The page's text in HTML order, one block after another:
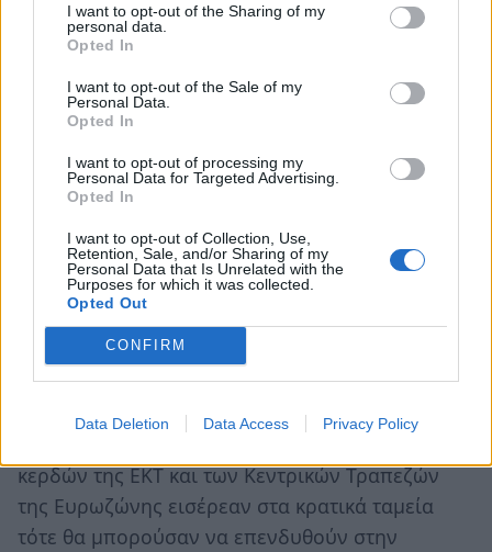
I want to opt-out of the Sharing of my
personal data.
Opted In
I want to opt-out of the Sale of my
Personal Data.
Opted In
I want to opt-out of processing my
Personal Data for Targeted Advertising.
Opted In
I want to opt-out of Collection, Use,
Retention, Sale, and/or Sharing of my
Personal Data that Is Unrelated with the
Purposes for which it was collected.
Opted Out
CONFIRM
Data Deletion Data Access Privacy Policy
εξόφληση στο 100% των παραπάνω
τοκογλυφικών ομολόγων αναγκαζόταν να
δανείζεται από τους «γνωστούς-αγνώστους»
δανειστές μέσω των μνημονιακών δανειακών
Πατρίδα μας για να εξοφλεί πέραν των άλλων
και τα τοκογλυφικά ομόλογα του Ντράγκι. Αυτό
συμβαίνει άλλωστε και με την απόφαση του
Eurogroup της 24ης/25ης Μαΐου το οποίο
χορηγεί μέχρι τέλη Ιουνίου στην χώρα μας 7,5
δις ευρώ με τα οποία πέραν των άλλων θα
εξοφληθούν τον Ιούλιο τα εν λόγω τοκογλυφικά
κερδών της ΕΚΤ και των Κεντρικών Τραπεζών
της Ευρωζώνης εισέρεαν στα κρατικά ταμεία
τότε θα μπορούσαν να επενδυθούν στην